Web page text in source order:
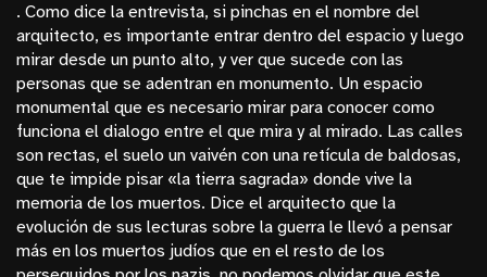
. Como dice la entrevista, si pinchas en el nombre del
arquitecto, es importante entrar dentro del espacio y luego
mirar desde un punto alto, y ver que sucede con las
personas que se adentran en monumento. Un espacio
monumental que es necesario mirar para conocer como
funciona el dialogo entre el que mira y al mirado. Las calles
son rectas, el suelo un vaivén con una retícula de baldosas,
que te impide pisar «la tierra sagrada» donde vive la
memoria de los muertos. Dice el arquitecto que la
evolución de sus lecturas sobre la guerra le llevó a pensar
más en los muertos judíos que en el resto de los